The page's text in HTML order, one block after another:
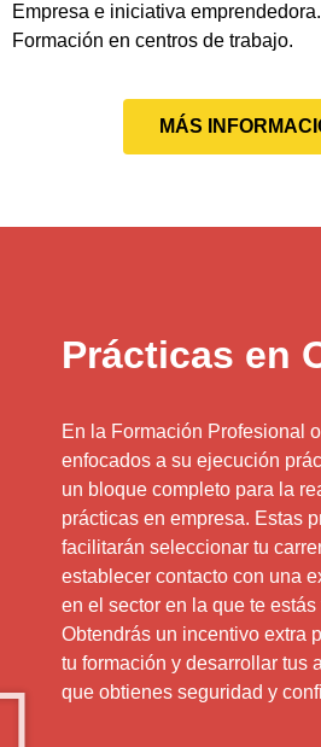
Empresa e iniciativa emprendedora.
Formación en centros de trabajo.
MÁS
Prácticas en
En la Formación Profesional
enfocados a su ejecución
un bloque completo para la
prácticas en empresa. Estas
facilitarán seleccionar tu
establecer contacto con una
en el sector en la que te estás
Obtendrás un incentivo extra
tu formación y desarrollar tus
que obtienes seguridad y